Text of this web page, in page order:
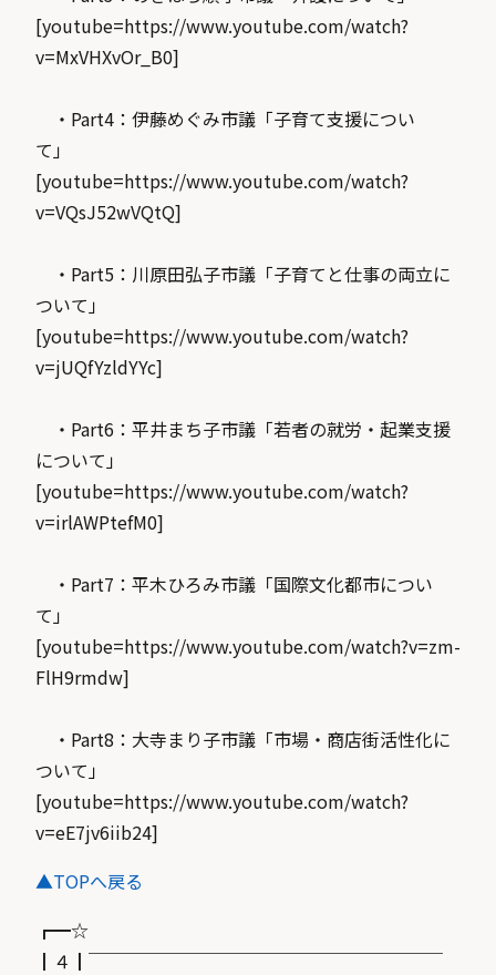
[youtube=https://www.youtube.com/watch?
v=MxVHXvOr_B0]
・Part4：伊藤めぐみ市議「子育て支援につい
て」
[youtube=https://www.youtube.com/watch?
v=VQsJ52wVQtQ]
・Part5：川原田弘子市議「子育てと仕事の両立に
ついて」
[youtube=https://www.youtube.com/watch?
v=jUQfYzldYYc]
・Part6：平井まち子市議「若者の就労・起業支援
について」
[youtube=https://www.youtube.com/watch?
v=irlAWPtefM0]
・Part7：平木ひろみ市議「国際文化都市につい
て」
[youtube=https://www.youtube.com/watch?v=zm-
FlH9rmdw]
・Part8：大寺まり子市議「市場・商店街活性化に
ついて」
[youtube=https://www.youtube.com/watch?
v=eE7jv6iib24]
▲TOPへ戻る
┏━☆
┃４┃￣￣￣￣￣￣￣￣￣￣￣￣￣￣￣￣￣￣￣￣